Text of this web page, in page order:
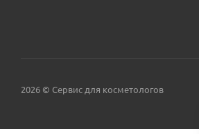
2026 © Сервис для косметологов